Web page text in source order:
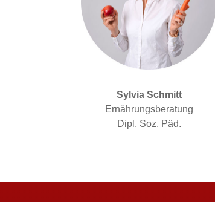
Sylvia Schmitt
Ernährungsberatung
Dipl. Soz. Päd.